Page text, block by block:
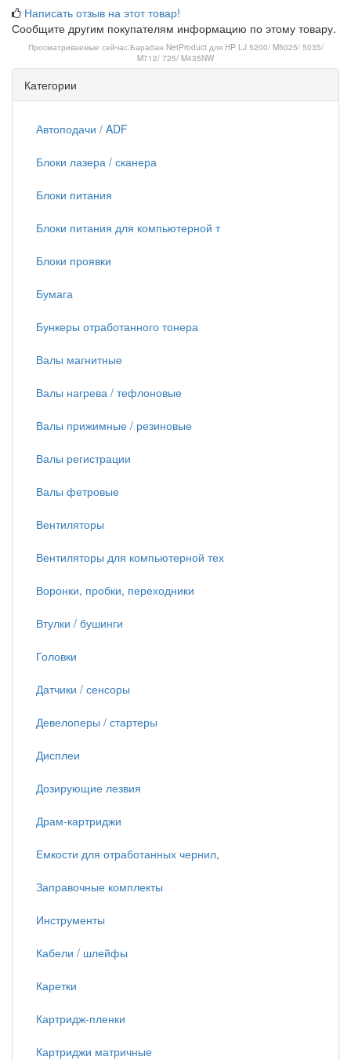
Написать отзыв на этот товар!
Сообщите другим покупателям информацию по этому товару.
Просматриваемые сейчас:Барабан NetProduct для HP LJ 5200/ M5025/ 5035/
M712/ 725/ M435NW
Категории
Автоподачи / ADF
Блоки лазера / сканера
Блоки питания
Блоки питания для компьютерной т
Блоки проявки
Бумага
Бункеры отработанного тонера
Валы магнитные
Валы нагрева / тефлоновые
Валы прижимные / резиновые
Валы регистрации
Валы фетровые
Вентиляторы
Вентиляторы для компьютерной тех
Воронки, пробки, переходники
Втулки / бушинги
Головки
Датчики / сенсоры
Девелоперы / стартеры
Дисплеи
Дозирующие лезвия
Драм-картриджи
Емкости для отработанных чернил,
Заправочные комплекты
Инструменты
Кабели / шлейфы
Каретки
Картридж-пленки
Картриджи матричные